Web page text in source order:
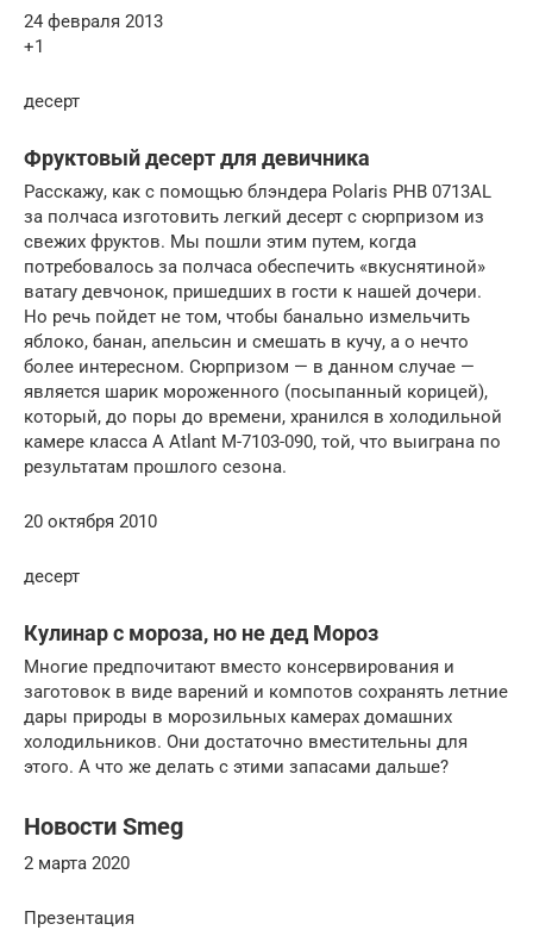
24 февраля 2013
+1
десерт
Фруктовый десерт для девичника
Расскажу, как с помощью блэндера Polaris PHB 0713AL
за полчаса изготовить легкий десерт с сюрпризом из
свежих фруктов. Мы пошли этим путем, когда
потребовалось за полчаса обеспечить «вкуснятиной»
ватагу девчонок, пришедших в гости к нашей дочери.
Но речь пойдет не том, чтобы банально измельчить
яблоко, банан, апельсин и смешать в кучу, а о нечто
более интересном. Сюрпризом — в данном случае —
является шарик мороженного (посыпанный корицей),
который, до поры до времени, хранился в холодильной
камере класса А Atlant M-7103-090, той, что выиграна по
результатам прошлого сезона.
20 октября 2010
десерт
Кулинар с мороза, но не дед Мороз
Многие предпочитают вместо консервирования и
заготовок в виде варений и компотов сохранять летние
дары природы в морозильных камерах домашних
холодильников. Они достаточно вместительны для
этого. А что же делать с этими запасами дальше?
Новости Smeg
2 марта 2020
Презентация